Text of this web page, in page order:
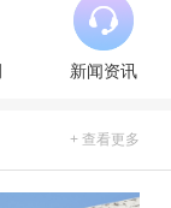
新闻资讯
+ 查看更多